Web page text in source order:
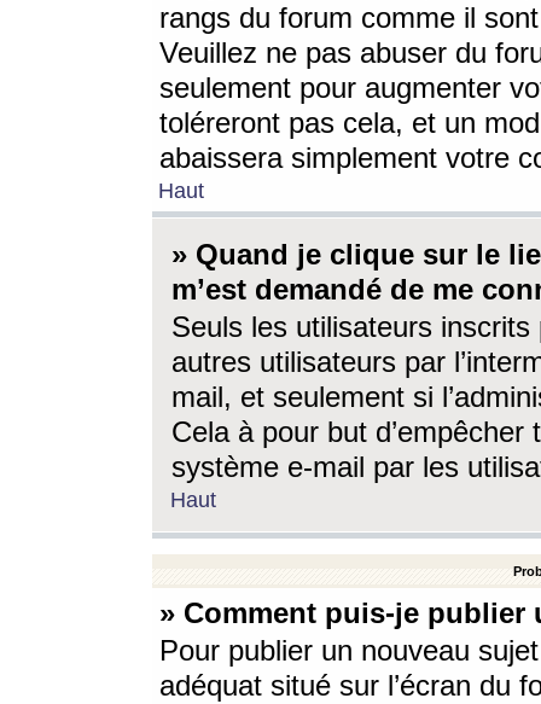
rangs du forum comme il
Veuillez ne pas abuser du
seulement pour augmenter
toléreront pas cela, et un
abaissera simplement votre
Haut
» Quand je clique sur le
m’est demandé de me
Seuls les utilisateurs
autres utilisateurs par
mail, et seulement si
Cela à pour but
système e-mail par les
Haut
» Comment puis-je
Pour publier un nouveau
adéquat situé sur l’écran du